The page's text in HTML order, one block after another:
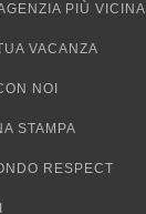
PIÙ VICINA
VACANZA
NOI
STAMPA
RESPECT